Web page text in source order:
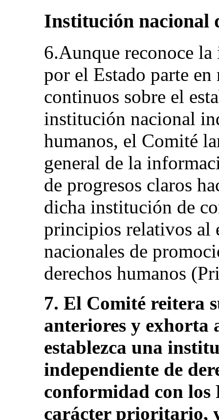
Institución nacional
6.Aunque reconoce
por el Estado parte
continuos sobre el
institución nacional
humanos, el Comité
general de la
de progresos claros
dicha institución de
principios relativos al
nacionales de
derechos humanos
7. El Comité reitera
anteriores y exhorta
establezca una
independiente de
conformidad con los
carácter prioritario,